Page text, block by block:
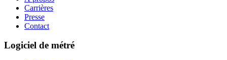
Carrières
Presse
Contact
Logiciel de métré